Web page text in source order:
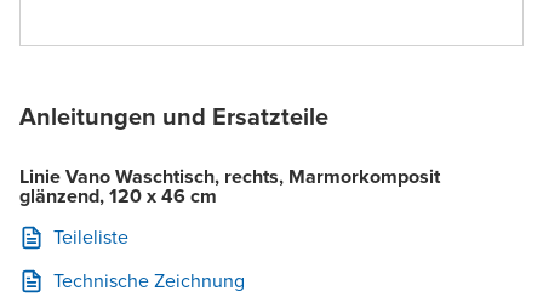
Anleitungen und Ersatzteile
Linie Vano Waschtisch, rechts, Marmorkomposit
glänzend, 120 x 46 cm
Teileliste
Technische Zeichnung